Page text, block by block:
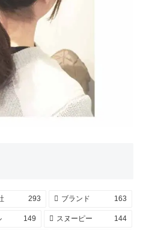
293 ブランド 163
149 スヌーピー 144